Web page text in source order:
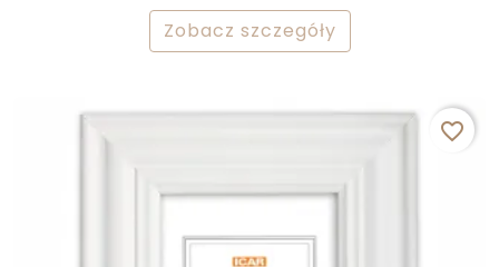
Zobacz szczegóły
favorite_border